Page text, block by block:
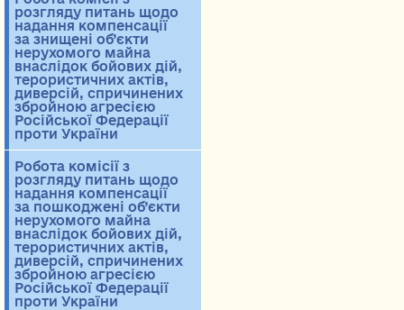
розгляду питань щодо
надання компенсації
за знищені об’єкти
нерухомого майна
внаслідок бойових дій,
терористичних актів,
диверсій, спричинених
збройною агресією
Російської Федерації
проти України
Робота комісії з
розгляду питань щодо
надання компенсації
за пошкоджені об’єкти
нерухомого майна
внаслідок бойових дій,
терористичних актів,
диверсій, спричинених
збройною агресією
Російської Федерації
проти України